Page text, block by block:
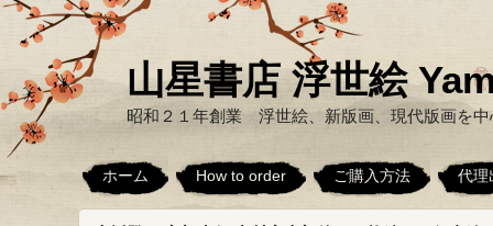
山星書店 浮世絵
昭和２１年創業 浮世絵、新版画、現代版画を
ホーム How to order ご購入方法 代理